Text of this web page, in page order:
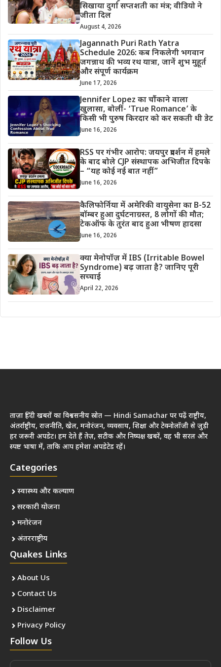
सिखाया दुर्गा सप्तशती का मंत्र; वीडियो ने
जीता दिल
August 4, 2026
Jagannath Puri Rath Yatra
Schedule 2026: कब निकलेगी भगवान
जगन्नाथ की भव्य रथ यात्रा, जानें शुभ मुहूर्त
और संपूर्ण कार्यक्रम
June 17, 2026
Jennifer Lopez का चौंकाने वाला
खुलासा, बोलीं- ‘True Romance’ के
किसी भी पुरुष किरदार को कर सकती थी डेट
June 16, 2026
RSS पर गंभीर आरोप: जयपुर प्रदर्शन में हमले
के बाद बोले CJP संस्थापक अभिजीत दिपके
– “यह कोई नई बात नहीं”
June 16, 2026
कैलिफोर्निया में अमेरिकी वायुसेना का B-52
बॉम्बर हुआ दुर्घटनाग्रस्त, 8 लोगों की मौत;
टेकऑफ के तुरंत बाद हुआ भीषण हादसा
June 16, 2026
क्या मेनोपॉज़ में IBS (Irritable Bowel
Syndrome) बढ़ जाता है? जानिए पूरी
सच्चाई
April 22, 2026
ताज़ा हिंदी खबरों का विश्वसनीय स्रोत — Hindi Samachar पर पढ़ें राष्ट्रीय,
अंतर्राष्ट्रीय, राजनीति, खेल, मनोरंजन, व्यवसाय, शिक्षा और टेक्नोलॉजी से जुड़ी
हर जरूरी अपडेट। हम देते हैं तेज़, सटीक और निष्पक्ष खबरें, वह भी सरल और
स्पष्ट भाषा में, ताकि आप हमेशा अपडेटेड रहें।
Categories
स्वास्थ्य और कल्याण
सरकारी योजना
मनोरंजन
अंतरराष्ट्रीय
Quakes Links
About Us
Contact Us
Disclaimer
Privacy Policy
Follow Us